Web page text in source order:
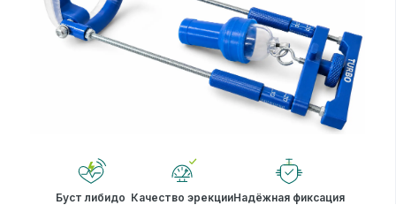
Буст либидо Качество эрекцииНадёжная фиксация